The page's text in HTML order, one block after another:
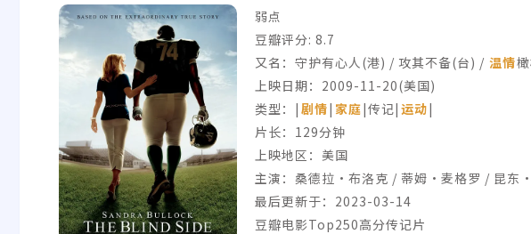
弱点
豆瓣评分: 8.7
又名：守护有心人(港) / 攻其不备(台) / 温情
上映日期：2009-11-20(美国)
类型：| 剧情| 家庭|传记| 运动|
片长：129分钟
上映地区：美国
主演：桑德拉·布洛克 / 蒂姆·麦格罗 / 昆
最后更新于：2023-03-14
豆瓣电影Top250高分传记片